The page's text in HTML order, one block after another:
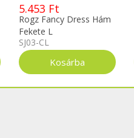
5.453 Ft
Rogz Fancy Dress Hám
Fekete L
SJ03-CL